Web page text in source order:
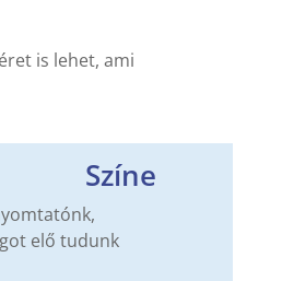
is lehet, ami
Színe
elő tudunk